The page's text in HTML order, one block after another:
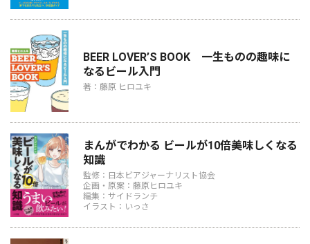
BEER LOVER’S BOOK 一生ものの趣味に
なるビール入門
著：藤原 ヒロユキ
まんがでわかる ビールが10倍美味しくなる
知識
監修：日本ビアジャーナリスト協会
企画・原案：藤原ヒロユキ
編集：サイドランチ
イラスト：いっさ